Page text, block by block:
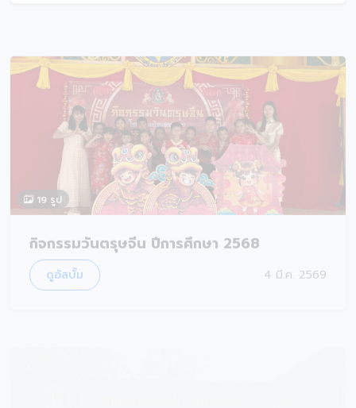
19 รูป
กิจกรรมวันตรุษจีน ปีการศึกษา 2568
ดูอัลบั้ม 4 มี.ค. 2569